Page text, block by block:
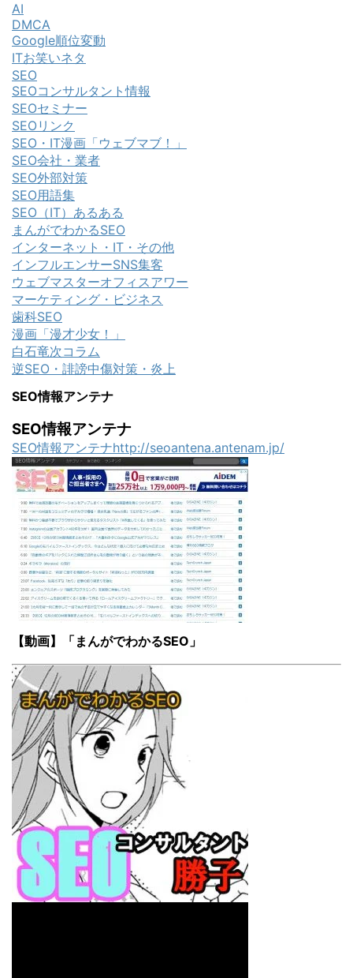
AI
DMCA
Google順位変動
ITお笑いネタ
SEO
SEOコンサルタント情報
SEOセミナー
SEOリンク
SEO・IT漫画「ウェブマブ！」
SEO会社・業者
SEO外部対策
SEO用語集
SEO（IT）あるある
まんがでわかるSEO
インターネット・IT・その他
インフルエンサーSNS集客
ウェブマスターオフィスアワー
マーケティング・ビジネス
歯科SEO
漫画「漫才少女！」
白石竜次コラム
逆SEO・誹謗中傷対策・炎上
SEO情報アンテナ
SEO情報アンテナ
SEO情報アンテナhttp://seoantena.antenam.jp/
【動画】「まんがでわかるSEO」